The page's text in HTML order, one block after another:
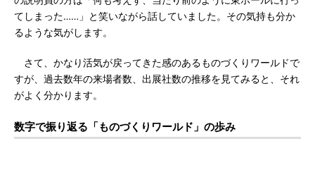
てしまった……」と笑いながら話していました。その気持も分か
るような気がします。
さて、かなり活気が戻ってきた感のあるものづくりワールドで
すが、過去数年の来場者数、出展社数の推移を見てみると、それ
がよく分かります。
数字で振り返る「ものづくりワールド」の歩み